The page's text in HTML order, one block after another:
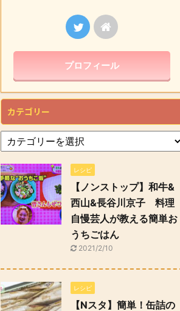
プロフィール
カテゴリー
レシピ
【ノンストップ】和牛&
西山&長谷川京子 料理
自慢芸人が教える簡単お
うちごはん
2021/2/10
レシピ
【Nスタ】簡単！缶詰の